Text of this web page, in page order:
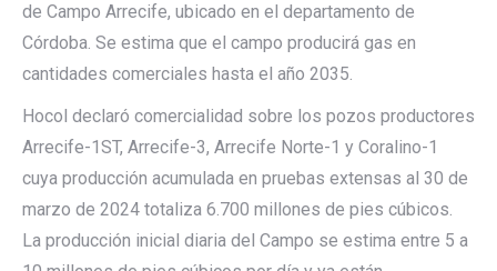
de Campo Arrecife, ubicado en el departamento de
Córdoba. Se estima que el campo producirá gas en
cantidades comerciales hasta el año 2035.
Hocol declaró comercialidad sobre los pozos productores
Arrecife-1ST, Arrecife-3, Arrecife Norte-1 y Coralino-1
cuya producción acumulada en pruebas extensas al 30 de
marzo de 2024 totaliza 6.700 millones de pies cúbicos.
La producción inicial diaria del Campo se estima entre 5 a